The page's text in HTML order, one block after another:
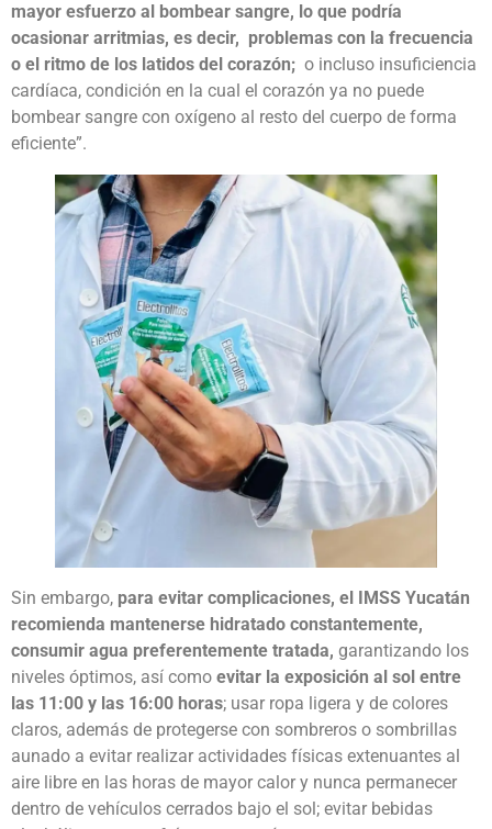
mayor esfuerzo al bombear sangre, lo que podría
ocasionar arritmias, es decir, problemas con la frecuencia
o el ritmo de los latidos del corazón; o incluso insuficiencia
cardíaca, condición en la cual el corazón ya no puede
bombear sangre con oxígeno al resto del cuerpo de forma
eficiente”.
Sin embargo, para evitar complicaciones, el IMSS Yucatán
recomienda mantenerse hidratado constantemente,
consumir agua preferentemente tratada, garantizando los
niveles óptimos, así como evitar la exposición al sol entre
las 11:00 y las 16:00 horas; usar ropa ligera y de colores
claros, además de protegerse con sombreros o sombrillas
aunado a evitar realizar actividades físicas extenuantes al
aire libre en las horas de mayor calor y nunca permanecer
dentro de vehículos cerrados bajo el sol; evitar bebidas